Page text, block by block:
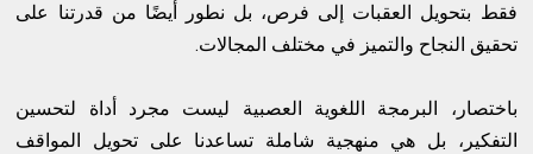
فقط بتحويل العقبات إلى فرص، بل نطور أيضًا من قدرتنا على
تحقيق النجاح والتميز في مختلف المجالات.
باختصار، البرمجة اللغوية العصبية ليست مجرد أداة لتحسين
التفكير، بل هي منهجية شاملة تساعدنا على تحويل المواقف